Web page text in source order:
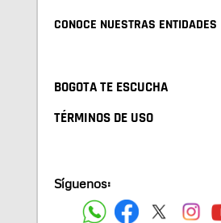
CONOCE NUESTRAS ENTIDADES
BOGOTA TE ESCUCHA
TÉRMINOS DE USO
Síguenos: